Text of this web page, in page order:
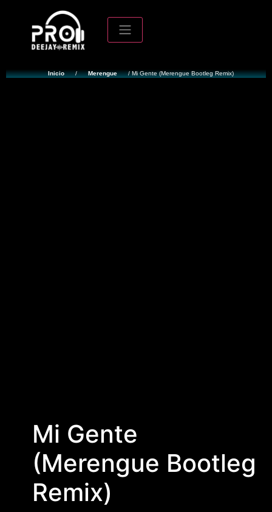
Inicio / Merengue / Mi Gente (Merengue Bootleg Remix)
Mi Gente
(Merengue Bootleg
Remix)